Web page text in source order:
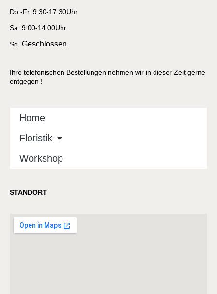
Do.-Fr. 9.30-17.30Uhr
Sa. 9.00-14.00Uhr
So. Geschlossen
Ihre telefonischen Bestellungen nehmen wir in dieser Zeit gerne
entgegen !
Home
Floristik
Workshop
STANDORT